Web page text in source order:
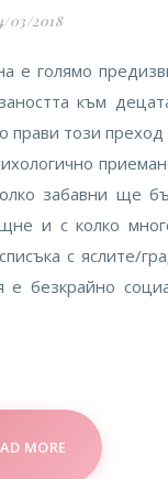
03/2018
е голямо
към
този
забавни ще
и с колко
с яслите/
безкрайно
MORE